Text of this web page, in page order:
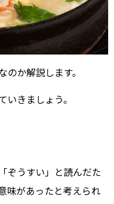
か解説します。
きましょう。
ぞうすい」と読んだた
味があったと考えられ